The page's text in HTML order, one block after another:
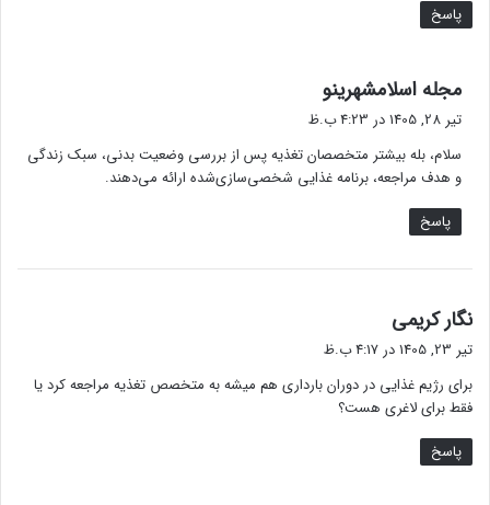
پاسخ
مجله اسلامشهرینو
ف
:
تیر 28, 1405 در 4:23 ب.ظ
سلام، بله بیشتر متخصصان تغذیه پس از بررسی وضعیت بدنی، سبک زندگی
و هدف مراجعه، برنامه غذایی شخصی‌سازی‌شده ارائه می‌دهند.
پاسخ
نگار کریمی
ف
ت
:
تیر 23, 1405 در 4:17 ب.ظ
برای رژیم غذایی در دوران بارداری هم میشه به متخصص تغذیه مراجعه کرد یا
فقط برای لاغری هست؟
پاسخ